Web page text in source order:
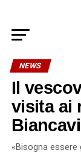
NEWS
Il
visita ai
«Bisogna